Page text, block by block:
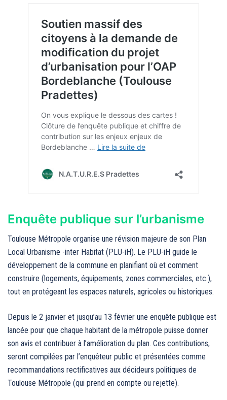
Enquête publique sur l’urbanisme
Toulouse Métropole organise une révision majeure de son Plan
Local Urbanisme -inter Habitat (PLU-iH). Le PLU-iH guide le
développement de la commune en planifiant où et comment
construire (logements, équipements, zones commerciales, etc.),
tout en protégeant les espaces naturels, agricoles ou historiques.
Depuis le 2 janvier et jusqu’au 13 février une enquête publique est
lancée pour que chaque habitant de la métropole puisse donner
son avis et contribuer à l’amélioration du plan. Ces contributions,
seront compilées par l’enquêteur public et présentées comme
recommandations rectificatives aux décideurs politiques de
Toulouse Métropole (qui prend en compte ou rejette).